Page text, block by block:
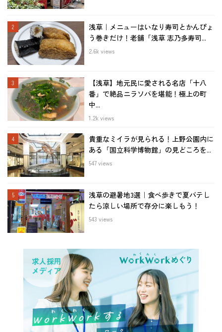
浅草｜メニューはいなり寿司とかんぴょ
う巻きだけ！老舗「浅草 志乃多寿司...
2.6k views
【浅草】地元民に愛される名店「十八
番」で絶品ニラソバを堪能！極上の町
中...
1.2k views
貴重なミイラが見られる！上野公園内に
ある「国立科学博物館」の見どころを...
547 views
浅草の避暑地3選｜食べ歩きで夏バテし
たら涼しい場所で存分に楽しもう！
543 views